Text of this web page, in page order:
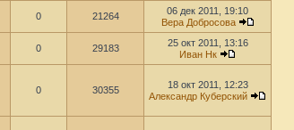
0 21264
06 дек 2011, 19:10
Вера Добросова
0 29183
25 окт 2011, 13:16
Иван Нк
0 30355
18 окт 2011, 12:23
Александр Куберский